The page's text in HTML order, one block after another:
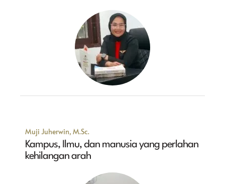
Muji Juherwin, M.Sc.
Kampus, Ilmu, dan manusia yang perlahan
kehilangan arah